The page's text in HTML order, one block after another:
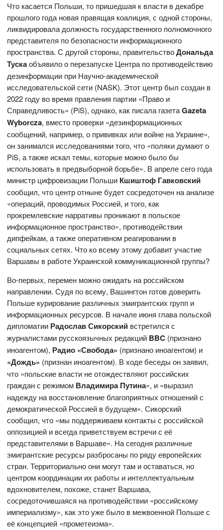
Что касается Польши, то пришедшая к власти в декабре
прошлого года новая правящая коалиция, с одной стороны,
ликвидировала должность государственного полномочного
представителя по безопасности информационного
пространства. С другой стороны, правительствоДональда
Тускаобъявило о перезапуске Центра по противодействию
дезинформации при Научно-академической
исследовательской сети (NASK). Этот центр был создан в
2022 году во время правления партии «Право и
Справедливость» (PiS), однако, как писала газетаGazeta
Wyborcza, вместо проверки «дезинформационных
сообщений, например, о прививках или войне на Украине»,
он занимался исследованиями того, что «поляки думают о
PiS, а также искал темы, которые можно было бы
использовать в предвыборной борьбе». В апреле сего года
министр цифровизации Польши Кшиштоф Гавковский
сообщил, что центр отныне будет сосредоточен на анализе
«операций, проводимых Россией, и того, как
прокремлевские нарративы проникают в польское
информационное пространство», противодействии
дипфейкам, а также оперативном реагировании в
социальных сетях. Что ко всему этому добавит участие
Варшавы в работе Украинской коммуникационной группы?
Во-первых, перемен можно ожидать на российском
направлении. Судя по всему, Вашингтон готов доверить
Польше курирование различных эмигрантских групп и
информационных ресурсов. В начале июня глава польской
дипломатии Радослав Сикорский встретился с
журналистами русскоязычных редакций BBC (признано
иноагентом), Радио «Свобода» (признано иноагентом) и
«Дождь» (признан иноагентом). В ходе беседы он заявил,
что «польские власти не отождествляют российских
граждан с режимом Владимира Путина», и «выразил
надежду на восстановление благоприятных отношений с
демократической Россией в будущем». Сикорский
сообщил, что «мы поддерживаем контакты с российской
оппозицией и всегда приветствуем встречи с её
представителями в Варшаве». На сегодня различные
эмигрантские ресурсы разбросаны по ряду европейских
стран. Территориально они могут там и оставаться, но
центром координации их работы и интеллектуальным
вдохновителем, похоже, станет Варшава,
сосредоточившаяся на противодействии «российскому
империализму», как это уже было в межвоенной Польше с
её концепцией «прометеизма».